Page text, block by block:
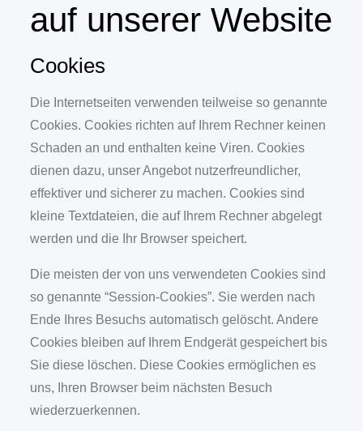
auf unserer Website
Cookies
Die Internetseiten verwenden teilweise so genannte
Cookies. Cookies richten auf Ihrem Rechner keinen
Schaden an und enthalten keine Viren. Cookies
dienen dazu, unser Angebot nutzerfreundlicher,
effektiver und sicherer zu machen. Cookies sind
kleine Textdateien, die auf Ihrem Rechner abgelegt
werden und die Ihr Browser speichert.
Die meisten der von uns verwendeten Cookies sind
so genannte “Session-Cookies”. Sie werden nach
Ende Ihres Besuchs automatisch gelöscht. Andere
Cookies bleiben auf Ihrem Endgerät gespeichert bis
Sie diese löschen. Diese Cookies ermöglichen es
uns, Ihren Browser beim nächsten Besuch
wiederzuerkennen.